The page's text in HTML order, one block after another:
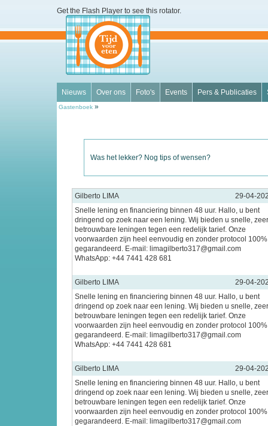
Get the Flash Player to see this rotator.
Nieuws Over ons Foto's Events Pers & Publicaties
Gastenboek »
Was het lekker? Nog tips of wensen?
Gilberto LIMA
29-04-
Snelle lening en financiering binnen 48 uur. Hallo, u bent
dringend op zoek naar een lening. Wij bieden u snelle, zeer
betrouwbare leningen tegen een redelijk tarief. Onze
voorwaarden zijn heel eenvoudig en zonder protocol 100%
gegarandeerd. E-mail: limagilberto317@gmail.com
WhatsApp: +44 7441 428 681
Gilberto LIMA
29-04-
Snelle lening en financiering binnen 48 uur. Hallo, u bent
dringend op zoek naar een lening. Wij bieden u snelle, zeer
betrouwbare leningen tegen een redelijk tarief. Onze
voorwaarden zijn heel eenvoudig en zonder protocol 100%
gegarandeerd. E-mail: limagilberto317@gmail.com
WhatsApp: +44 7441 428 681
Gilberto LIMA
29-04-
Snelle lening en financiering binnen 48 uur. Hallo, u bent
dringend op zoek naar een lening. Wij bieden u snelle, zeer
betrouwbare leningen tegen een redelijk tarief. Onze
voorwaarden zijn heel eenvoudig en zonder protocol 100%
gegarandeerd. E-mail: limagilberto317@gmail.com